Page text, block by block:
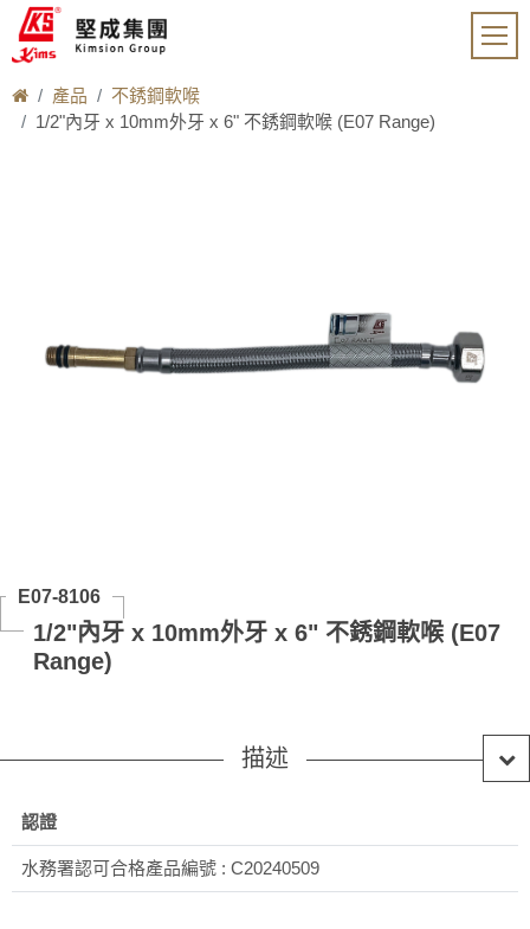
產品
不銹鋼軟喉
1/2"內牙 x 10mm外牙 x 6" 不銹鋼軟喉 (E07 Range)
E07-8106
1/2"內牙 x 10mm外牙 x 6" 不銹鋼軟喉 (E07
Range)
描述
認證
水務署認可合格產品編號 : C20240509